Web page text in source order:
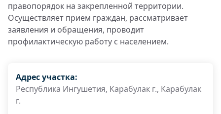
правопорядок на закрепленной территории.
Осуществляет прием граждан, рассматривает
заявления и обращения, проводит
профилактическую работу с населением.
Адрес участка:
Республика Ингушетия, Карабулак г., Карабулак
г.